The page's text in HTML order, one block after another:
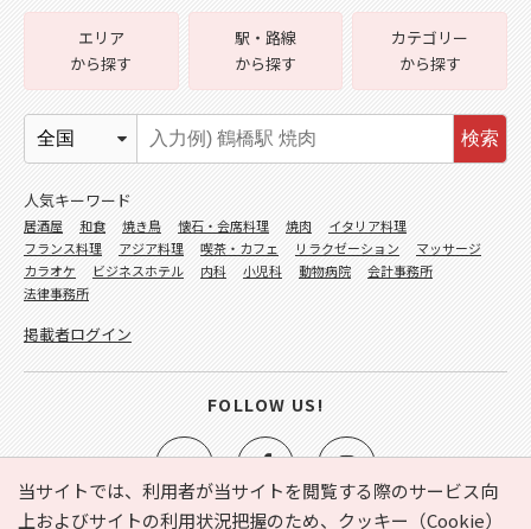
当サイトでは、利用者が当サイトを閲覧する際のサービス向
上およびサイトの利用状況把握のため、クッキー（Cookie）
エリア
から探す
駅・路線
から探す
カテゴリー
から探す
検索
人気キーワード
居酒屋 和食 焼き鳥 懐石・会席料理 焼肉
イタリア料理
フランス料理
アジア料理 喫茶・カフェ リラクゼーション
マッサージ
カラオケ
ビジネスホテル 内科 小児科 動物病院
会計事務所
法律事務所
掲載者ログイン
FOLLOW US!